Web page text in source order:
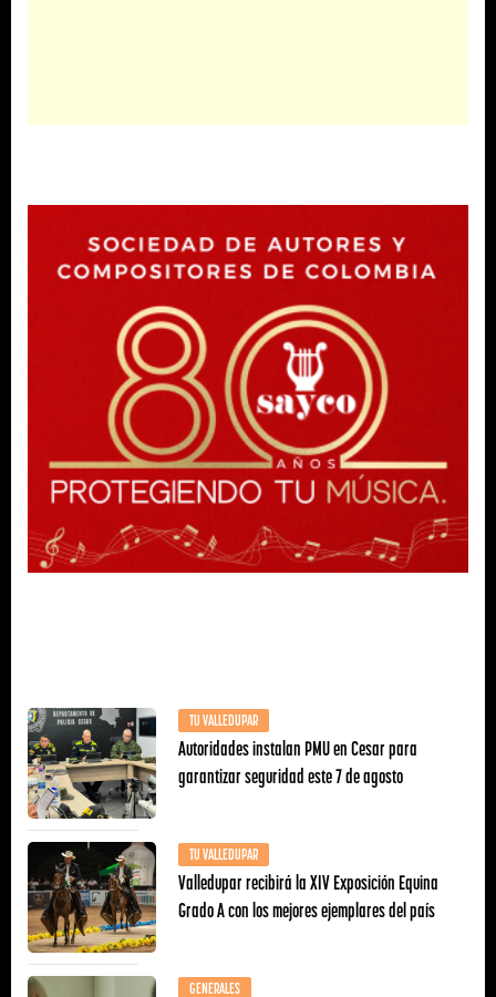
TU VALLEDUPAR
Autoridades instalan PMU en Cesar para
garantizar seguridad este 7 de agosto
TU VALLEDUPAR
Valledupar recibirá la XIV Exposición Equina
Grado A con los mejores ejemplares del país
GENERALES